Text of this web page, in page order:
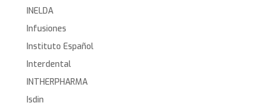
INELDA
Infusiones
Instituto Español
Interdental
INTHERPHARMA
Isdin